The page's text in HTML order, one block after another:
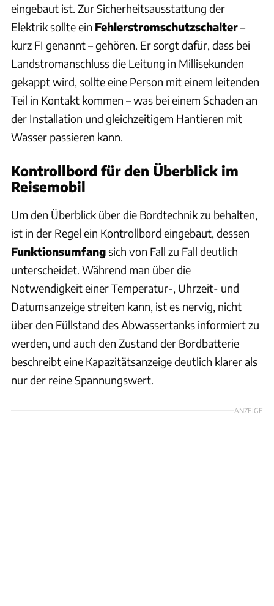
eingebaut ist. Zur Sicherheitsausstattung der
Elektrik sollte ein Fehlerstromschutzschalter–
kurz FI genannt – gehören. Er sorgt dafür, dass bei
Landstromanschluss die Leitung in Millisekunden
gekappt wird, sollte eine Person mit einem leitenden
Teil in Kontakt kommen – was bei einem Schaden an
der Installation und gleichzeitigem Hantieren mit
Wasser passieren kann.
Kontrollbord für den Überblick im
Reisemobil
Um den Überblick über die Bordtechnik zu behalten,
ist in der Regel ein Kontrollbord eingebaut, dessen
Funktionsumfangsich von Fall zu Fall deutlich
unterscheidet. Während man über die
Notwendigkeit einer Temperatur-, Uhrzeit- und
Datumsanzeige streiten kann, ist es nervig, nicht
über den Füllstand des Abwassertanks informiert zu
werden, und auch den Zustand der Bordbatterie
beschreibt eine Kapazitätsanzeige deutlich klarer als
nur der reine Spannungswert.
ANZEIGE